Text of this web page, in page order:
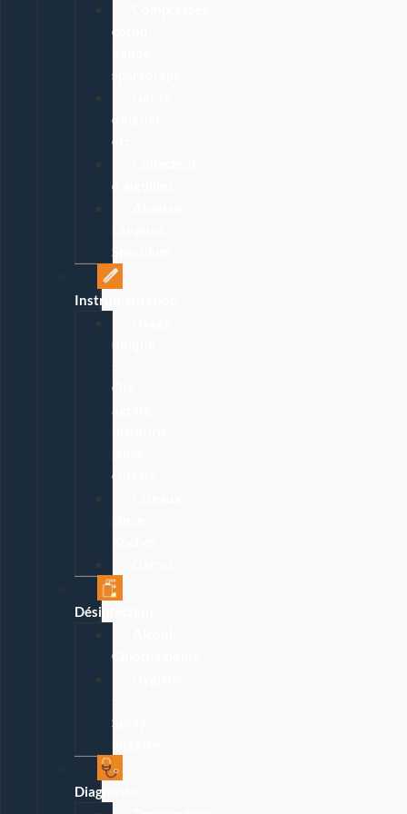
coton,
sparadraps
doigtier,
etc
d’aiguilles
Spéculum
Instrumentation
unique
Ôte-
agrafe,
curette
Désinfection
Chlorhexidine
Spray,
Diagnostic